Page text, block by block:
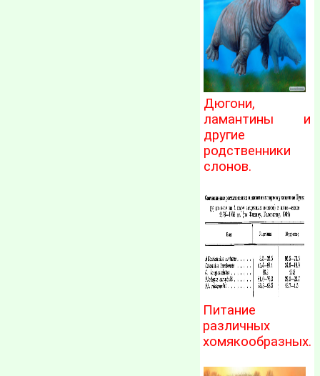
Дюгони,
ламантины и
другие
родственники
слонов.
Питание
различных
хомякообразных.